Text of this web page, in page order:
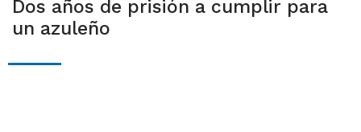
Dos años de prisión a cumplir para
un azuleño